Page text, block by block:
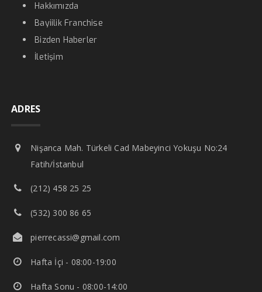
Hakkımızda
Bayiilik Franchise
Bizden Haberler
İletişim
ADRES
Nişanca Mah. Türkeli Cad Mabeyinci Yokuşu No:24
Fatih/İstanbul
(212) 458 25 25
(532) 300 86 65
pierrecassi@gmail.com
Hafta İçi - 08:00-19:00
Hafta Sonu - 08:00-14:00